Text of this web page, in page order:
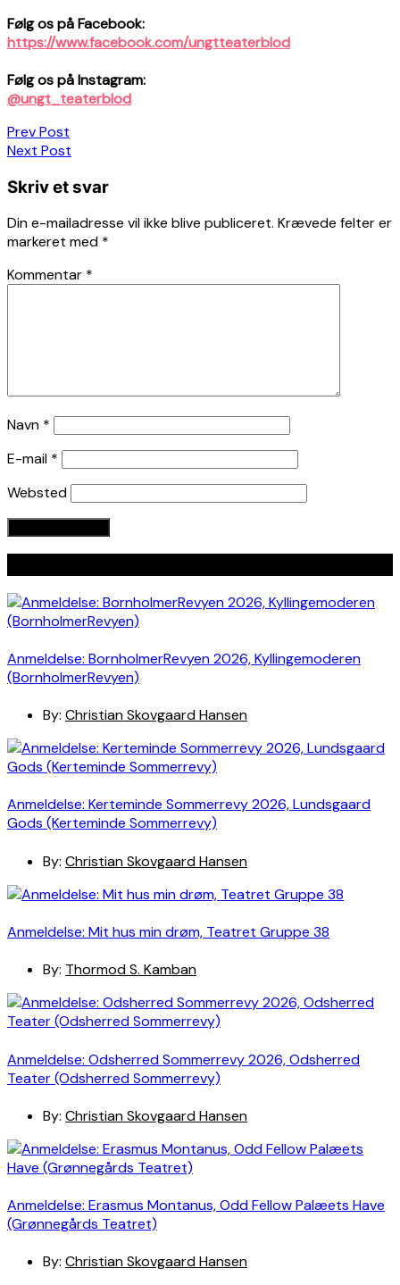
Følg os på Facebook:
https://www.facebook.com/ungtteaterblod
Følg os på Instagram:
@ungt_teaterblod
Indlægsnavigation
Prev Post
Next Post
Skriv et svar
Din e-mailadresse vil ikke blive publiceret. Krævede felter er
markeret med *
Kommentar *
Navn *
E-mail *
Websted
Anmeldelse: BornholmerRevyen 2026, Kyllingemoderen
(BornholmerRevyen)
By: Christian Skovgaard Hansen
Anmeldelse: Kerteminde Sommerrevy 2026, Lundsgaard
Gods (Kerteminde Sommerrevy)
By: Christian Skovgaard Hansen
Anmeldelse: Mit hus min drøm, Teatret Gruppe 38
By: Thormod S. Kamban
Anmeldelse: Odsherred Sommerrevy 2026, Odsherred
Teater (Odsherred Sommerrevy)
By: Christian Skovgaard Hansen
Anmeldelse: Erasmus Montanus, Odd Fellow Palæets Have
(Grønnegårds Teatret)
By: Christian Skovgaard Hansen